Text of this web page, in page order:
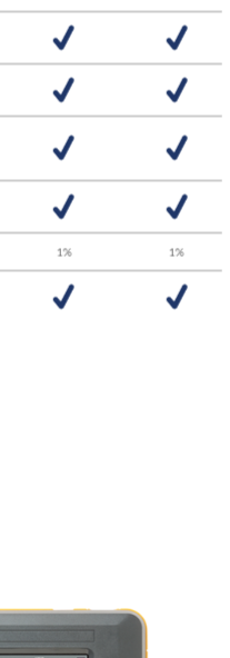
1% 1%